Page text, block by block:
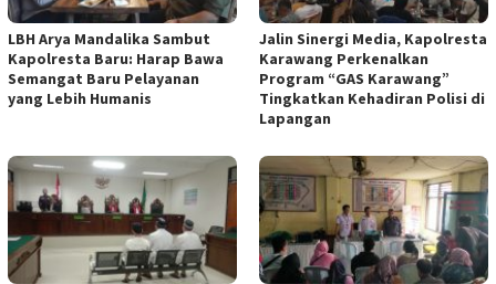
LBH Arya Mandalika Sambut
Kapolresta Baru: Harap Bawa
Semangat Baru Pelayanan
yang Lebih Humanis
Jalin Sinergi Media, Kapolresta
Karawang Perkenalkan
Program “GAS Karawang”
Tingkatkan Kehadiran Polisi di
Lapangan